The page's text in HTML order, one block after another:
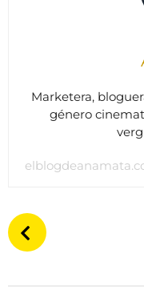
Marketera,
género
P
o